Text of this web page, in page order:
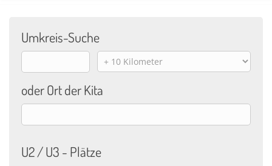
Umkreis-Suche
Distance
oder Ort der Kita
U2 / U3 - Plätze